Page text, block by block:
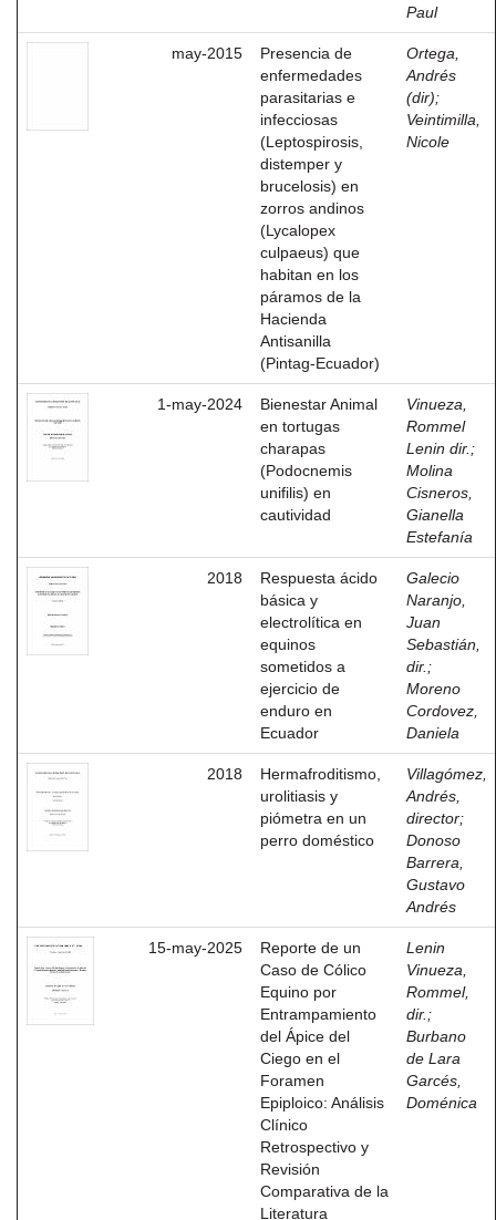
Paul
may-2015
Presencia de
enfermedades
parasitarias e
infecciosas
(Leptospirosis,
distemper y
brucelosis) en
zorros andinos
(Lycalopex
culpaeus) que
habitan en los
páramos de la
Hacienda
Antisanilla
(Pintag-Ecuador)
Ortega,
Andrés
(dir);
Veintimilla,
Nicole
1-may-2024
Bienestar Animal
en tortugas
charapas
(Podocnemis
unifilis) en
cautividad
Vinueza,
Rommel
Lenin dir. ;
Molina
Cisneros,
Gianella
Estefanía
2018
Respuesta ácido
básica y
electrolítica en
equinos
sometidos a
ejercicio de
enduro en
Ecuador
Galecio
Naranjo,
Juan
Sebastián,
dir. ;
Moreno
Cordovez,
Daniela
2018
Hermafroditismo,
urolitiasis y
piómetra en un
perro doméstico
Villagómez,
Andrés,
director;
Donoso
Barrera,
Gustavo
Andrés
15-may-2025
Reporte de un
Caso de Cólico
Equino por
Entrampamiento
del Ápice del
Ciego en el
Foramen
Epiploico: Análisis
Clínico
Retrospectivo y
Revisión
Comparativa de la
Literatura
Lenin
Vinueza,
Rommel,
dir. ;
Burbano
de Lara
Garcés,
Doménica